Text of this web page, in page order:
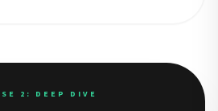
2: DEEP DIVE